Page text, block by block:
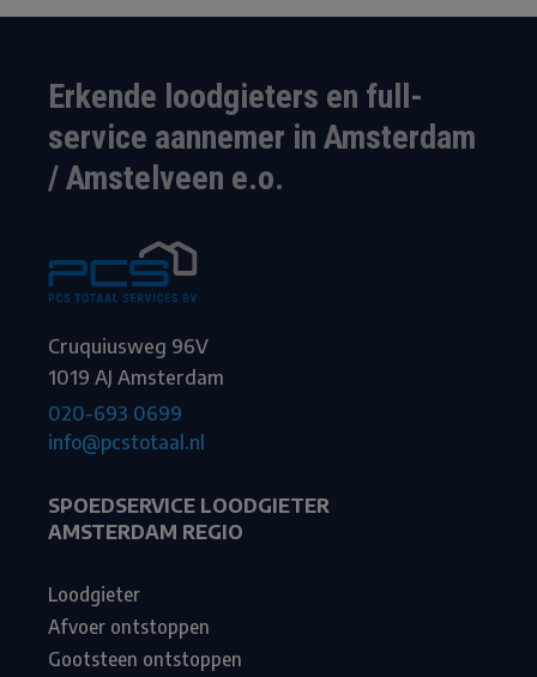
Erkende loodgieters en full-
service aannemer in Amsterdam
/ Amstelveen e.o.
Cruquiusweg 96V
1019 AJ Amsterdam
020-693 0699
info@pcstotaal.nl
SPOEDSERVICE LOODGIETER
AMSTERDAM REGIO
Loodgieter
Afvoer ontstoppen
Gootsteen ontstoppen